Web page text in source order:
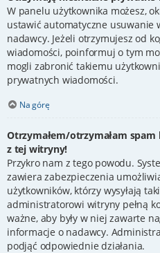
W panelu użytkownika możesz,
ustawić automatyczne usuwanie
nadawcy. Jeżeli otrzymujesz od
wiadomości, poinformuj o tym
mogli zabronić takiemu
prywatnych wiadomości.
Na górę
Otrzymałem/otrzymałam
z tej witryny!
Przykro nam z tego powodu.
zawiera zabezpieczenia
użytkowników, którzy wysyłają
administratorowi witryny pełną
ważne, aby były w niej zawarte
informacje o nadawcy.
podjąć odpowiednie działania.